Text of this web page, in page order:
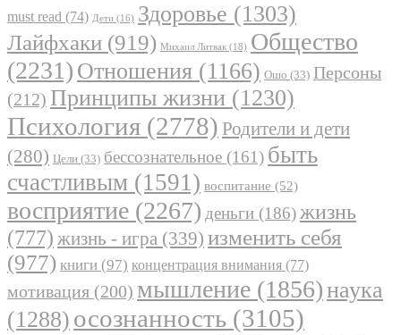
must read (74) Дети (16) Здоровье (1303)
Лайфхаки (919) Михаил Литвак (18) Общество
(2231) Отношения (1166) Ошо (33) Персоны
(212) Принципы жизни (1230)
Психология (2778) Родители и дети
(280) Цели (33) бессознательное (161) быть
счастливым (1591) воспитание (52)
восприятие (2267) деньги (186)жизнь
(777) жизнь - игра (339) изменить себя
(977) книги (97) концентрация внимания (77)
мотивация (200) мышление (1856)наука
(1288) осознанность (3105)